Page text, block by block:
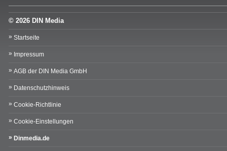
© 2026 DIN Media
Startseite
Impressum
AGB der DIN Media GmbH
Datenschutzhinweis
Cookie-Richtlinie
Cookie-Einstellungen
Dinmedia.de